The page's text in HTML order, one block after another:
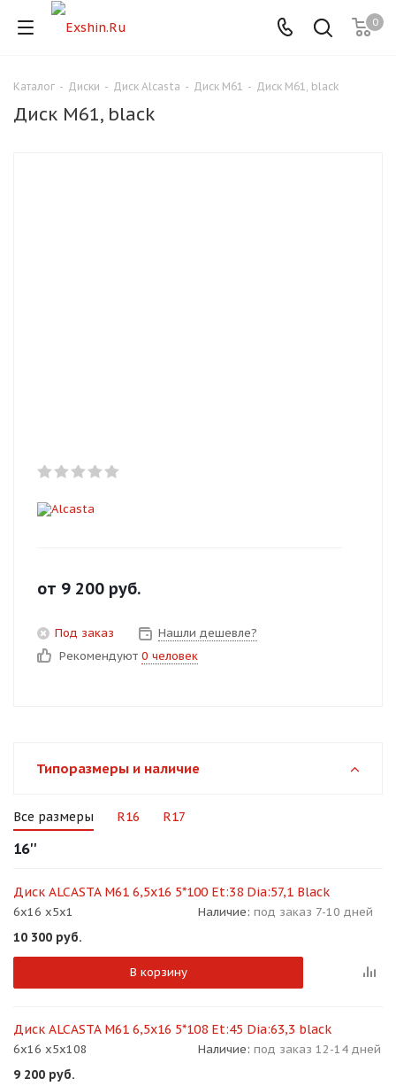
0
Каталог - Диски - Диск Alcasta - Диск M61 - Диск M61, black
Диск M61, black
от 9 200 руб.
Под заказ
Нашли дешевле?
Рекомендуют 0 человек
Типоразмеры и наличие
Все размеры R16 R17
16''
Диск ALCASTA M61 6,5x16 5*100 Et:38 Dia:57,1 Black
6x16 x5x1 Наличие: под заказ 7-10 дней
10 300 руб.
В корзину
Диск ALCASTA M61 6,5x16 5*108 Et:45 Dia:63,3 black
6x16 x5x108 Наличие: под заказ 12-14 дней
9 200 руб.
Для клиентов всех банков
Оплачивайте сегодня только
Получайте товар
Оставшиеся75% будут
об оплате Плайтом
25
Остались вопросы?